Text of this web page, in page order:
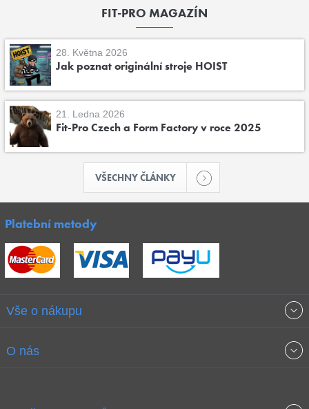
FIT-PRO MAGAZÍN
28. Května 2026
Jak poznat originální stroje HOIST
21. Ledna 2026
Fit-Pro Czech a Form Factory v roce 2025
VŠECHNY ČLÁNKY
Platební metody
Vše o nákupu
Obchodní podmínky
O nás